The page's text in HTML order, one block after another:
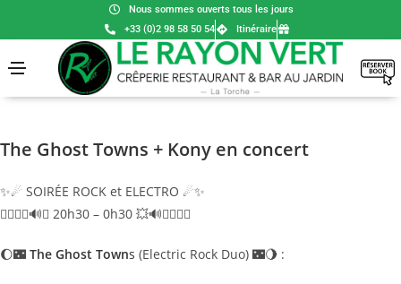
Nous sommes ouverts tous les jours
+33 (0)2 98 58 50 54
Itinéraire
The Ghost Towns + Kony en concert
✨☄ SOIRÉE ROCK et ELECTRO ☄✨
🏄‍♂🏄‍♀🔊💥 20h30 – 0h30 💥🔊🏄‍♀🏄‍♂
🌔🌃 The Ghost Towns (Electric Rock Duo) 🌃🌖 :